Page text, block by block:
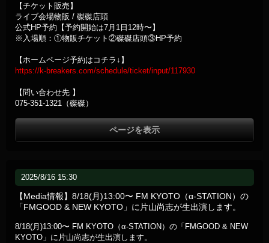
【チケット販売】
ライブ会場物販 / 磔磔店頭
公式HP予約【予約開始は7月1日12時〜】
※入場順：①物販チケット②磔磔店頭③HP予約
【ホームページ予約はコチラ↓】
https://k-breakers.com/schedule/ticket/input/117930
【問い合わせ先 】
075-351-1321（磔磔）
ページを表示
2025/8/16 15:30
【Media情報】8/18(月)13:00〜 FM KYOTO（α-STATION）の
「FMGOOD & NEW KYOTO」に片山尚志が生出演します。
8/18(月)13:00〜 FM KYOTO（α-STATION）の「FMGOOD & NEW
KYOTO」に片山尚志が生出演します。